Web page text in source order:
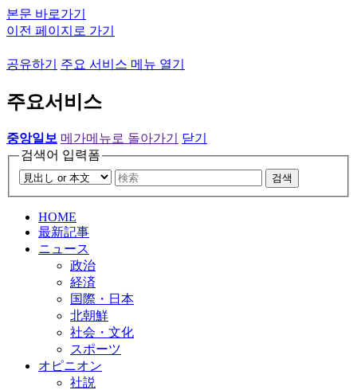
본문 바로가기
이전 페이지로 가기
공유하기 주요 서비스 메뉴 열기
주요서비스
중앙일보 메가메뉴로 돌아가기
닫기
검색어 입력폼
검색
HOME
最新記事
ニュース
政治
経済
国際・日本
北朝鮮
社会・文化
スポーツ
オピニオン
社説